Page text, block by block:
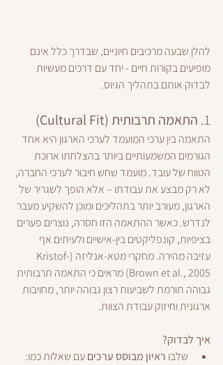
להלן שבעה מרכיבים חיוניים, שבדרך כלל אינם
מופיעים בקורות חיים - יחד עם דרכים מעשיות
לבדוק אותם בתהליך הגיוס.
1. התאמה תרבותית (Cultural Fit)
התאמה בין ערכי המועמד לערכי הארגון היא אחד
הגורמים המשמעותיים ביותר בהצלחתו ארוכת
הטווח של עובד. מועמד שחש חיבור לערכי החברה,
לא רק מבצע את עבודתו – אלא הופך לשגריר של
הארגון, מעורב יותר בתהליכים ומוכן להשקיע מעבר
לנדרש. כאשר ההתאמה הזו חסרה, נוצרים פערים
בציפיות, קונפליקטים בין-אישיים ולעיתים אף
עזיבה מהירה. מחקרי מטא-אנליזה (Kristof-
Brown et al., 2005) מראים כי התאמה תרבותית
גבוהה תורמת לשביעות רצון גבוהה יותר, מחויבות
ארגונית וחיזוק עבודת הצוות.
איך לבדוק?
שלבו ראיון מבוסס ערכים עם שאלות כמו: